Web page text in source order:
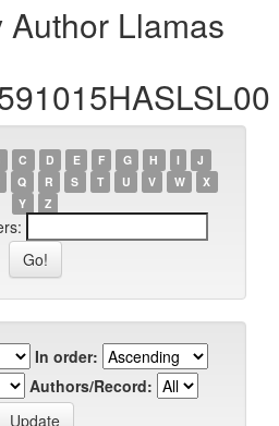
Llamas
C D E F G H I
J
Q R S T U V W
X
Y
Z
In order:
Authors/Record: